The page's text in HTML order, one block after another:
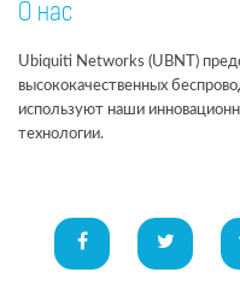
О нас
Ubiquiti Networks (UBNT)
высококачественных
используют наши
технологии.